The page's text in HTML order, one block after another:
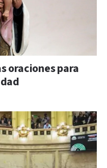
oraciones para